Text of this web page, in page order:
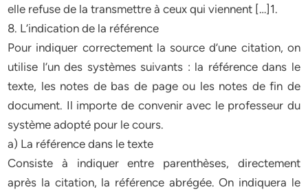
elle refuse de la transmettre à ceux qui viennent […]1.
8. L’indication de la référence
Pour indiquer correctement la source d’une citation, on
utilise l’un des systèmes suivants : la référence dans le
texte, les notes de bas de page ou les notes de fin de
document. Il importe de convenir avec le professeur du
système adopté pour le cours.
a) La référence dans le texte
Consiste à indiquer entre parenthèses, directement
après la citation, la référence abrégée. On indiquera le